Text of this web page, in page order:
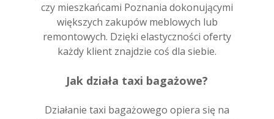
czy mieszkańcami Poznania dokonującymi
większych zakupów meblowych lub
remontowych. Dzięki elastyczności oferty
każdy klient znajdzie coś dla siebie.
Jak działa taxi bagażowe?
Działanie taxi bagażowego opiera się na